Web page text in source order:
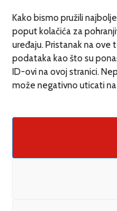
Kako bismo pružili
poput kolačića za
uređaju. Pristanak na
podataka kao što su
ID-ovi na ovoj stranici.
može negativno uticati
Dosije
Drugi pišu
Društvo